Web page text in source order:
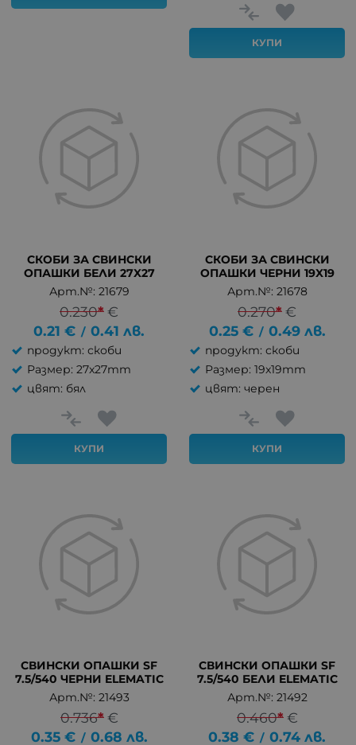
КУПИ
СКОБИ ЗА СВИНСКИ
ОПАШКИ БЕЛИ 27X27
Арт.№: 21679
0.230*€
0.21 € / 0.41 лв.
продукт: скоби
Размер: 27x27mm
цвят: бял
КУПИ
СКОБИ ЗА СВИНСКИ
ОПАШКИ ЧЕРНИ 19X19
Арт.№: 21678
0.270*€
0.25 € / 0.49 лв.
продукт: скоби
Размер: 19x19mm
цвят: черен
КУПИ
СВИНСКИ ОПАШКИ SF
7.5/540 ЧЕРНИ ELEMATIC
Арт.№: 21493
0.736* €
0.35 € / 0.68 лв.
СВИНСКИ ОПАШКИ SF
7.5/540 БЕЛИ ELEMATIC
Арт.№: 21492
0.460* €
0.38 € / 0.74 лв.